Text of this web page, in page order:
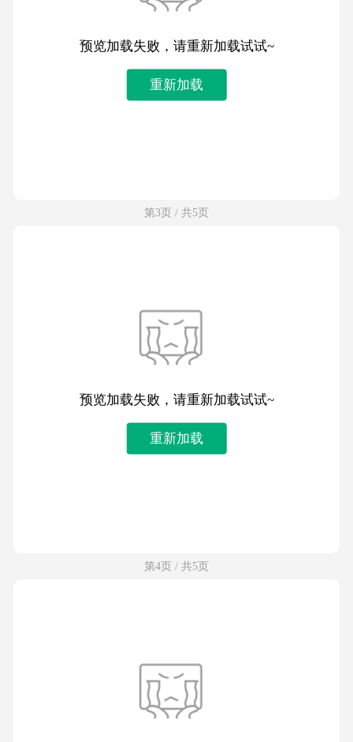
预览加载失败，请重新加载试试~
重新加载
第3页 / 共5页
预览加载失败，请重新加载试试~
重新加载
第4页 / 共5页